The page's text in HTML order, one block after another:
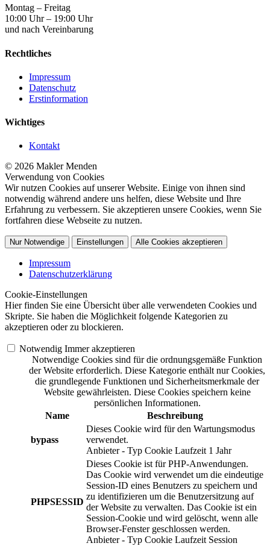
Montag – Freitag
10:00 Uhr – 19:00 Uhr
und nach Vereinbarung
Rechtliches
Impressum
Datenschutz
Erstinformation
Wichtiges
Kontakt
© 2026 Makler Menden
Verwendung von Cookies
Wir nutzen Cookies auf unserer Website. Einige von ihnen sind
notwendig während andere uns helfen, diese Website und Ihre
Erfahrung zu verbessern. Sie akzeptieren unsere Cookies, wenn Sie
fortfahren diese Webseite zu nutzen.
Nur Notwendige Einstellungen Alle Cookies akzeptieren
Impressum
Datenschutzerklärung
Cookie-Einstellungen
Hier finden Sie eine Übersicht über alle verwendeten Cookies und
Skripte. Sie haben die Möglichkeit folgende Kategorien zu
akzeptieren oder zu blockieren.
Notwendig Immer akzeptieren
Notwendige Cookies sind für die ordnungsgemäße Funktion
der Website erforderlich. Diese Kategorie enthält nur Cookies,
die grundlegende Funktionen und Sicherheitsmerkmale der
Website gewährleisten. Diese Cookies speichern keine
persönlichen Informationen.
Name
Beschreibung
bypass
Dieses Cookie wird für den Wartungsmodus
verwendet.
Anbieter - Typ Cookie Laufzeit 1 Jahr
PHPSESSID
Dieses Cookie ist für PHP-Anwendungen.
Das Cookie wird verwendet um die eindeutige
Session-ID eines Benutzers zu speichern und
zu identifizieren um die Benutzersitzung auf
der Website zu verwalten. Das Cookie ist ein
Session-Cookie und wird gelöscht, wenn alle
Browser-Fenster geschlossen werden.
Anbieter - Typ Cookie Laufzeit Session